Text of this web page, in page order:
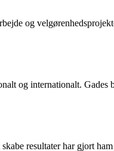
og
og internationalt.
resultater har gjort